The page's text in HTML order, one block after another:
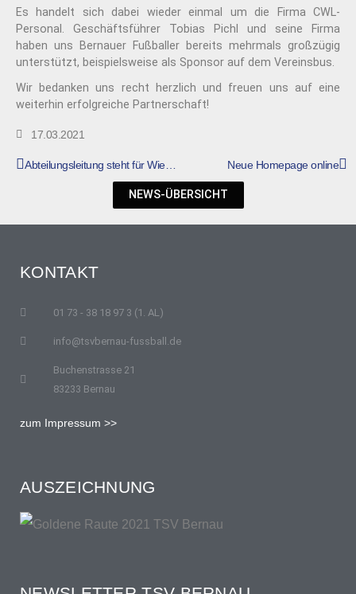
Es handelt sich dabei wieder einmal um die Firma CWL-
Personal. Geschäftsführer Tobias Pichl und seine Firma
haben uns Bernauer Fußballer bereits mehrmals großzügig
unterstützt, beispielsweise als Sponsor auf dem Vereinsbus.
Wir bedanken uns recht herzlich und freuen uns auf eine
weiterhin erfolgreiche Partnerschaft!
17.03.2021
Abteilungsleitung steht für Wiederwahl bereit Neue Homepage online
NEWS-ÜBERSICHT
KONTAKT
01 73 - 38 18 97 3 (1. AL)
info@tsvbernau-fussball.de
Buchenstrasse 21
83233 Bernau
zum Impressum >>
AUSZEICHNUNG